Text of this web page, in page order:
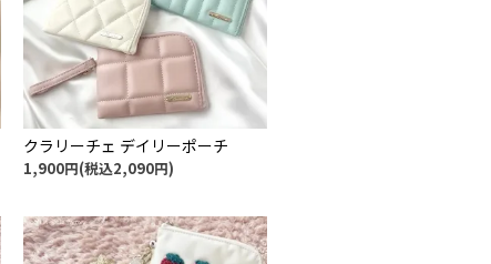
クラリーチェ デイリーポーチ
1,900円(税込2,090円)